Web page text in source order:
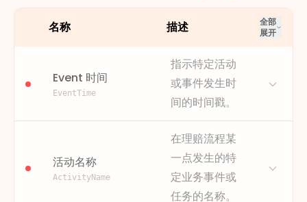
名称 描述
全部
展开
Event 时间
EventTime
指示特定活动
或事件发生时
间的时间戳。
事件时间记录了理赔处理活动
发生的具体日期和时间。这些
按时间顺序排列的数据对于正
确排序事件、理解整个理赔过
程的时间线至关重要。
活动名称
ActivityName
在理赔流程某
一点发生的特
定业务事件或
任务的名称。